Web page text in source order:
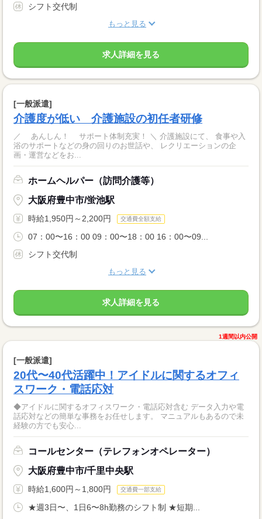
シフト交代制
もっと見る
求人詳細を見る
[一般派遣]
介護度が低い 介護施設の初任者研修
／ あんしん！ サポート体制充実！ ＼ 介護施設にて、 食事や入
浴のサポートなどの身の回りのお世話や、 レクリエーションの企
画・運営などをお...
ホームヘルパー（訪問介護等）
大阪府豊中市/蛍池駅
時給1,950円～2,200円 交通費全額支給
07：00〜16：00 09：00〜18：00 16：00〜09...
シフト交代制
もっと見る
求人詳細を見る
1週間以内公開
[一般派遣]
20代〜40代活躍中！アイドルに関するオフィ
スワーク・電話応対
◆アイドルに関するオフィスワーク・電話応対含む データ入力や電
話応対などの簡単な事務をお任せします。 マニュアルもあるので未
経験の方でも安心...
コールセンター（テレフォンオペレーター）
大阪府豊中市/千里中央駅
時給1,600円～1,800円 交通費一部支給
★週3日〜、1日6〜8h勤務のシフト制 ★短期...